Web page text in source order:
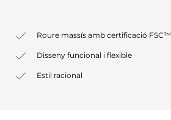
Roure massís amb certificació FSC™
Disseny funcional i flexible
Estil racional